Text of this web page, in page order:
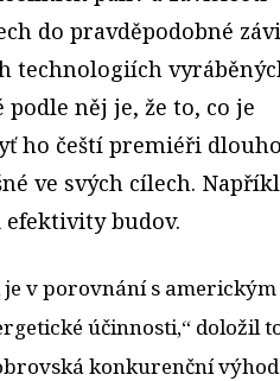
do pravděpodobné
technologiích
něj je, že to, co je
ho čeští premiéři
ve svých cílech.
budov.
v porovnání s americkým
účinnosti,“ doložil
konkurenční